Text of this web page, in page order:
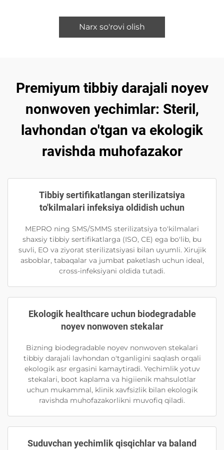
Narx so'rovi olish
Premiyum tibbiy darajali noyev
nonwoven yechimlar: Steril,
lavhondan o'tgan va ekologik
ravishda muhofazakor
Tibbiy sertifikatlangan sterilizatsiya
to'kilmalari infeksiya oldidish uchun
MEPRO ning SMS/SMMS sterilizatsiya to'kilmalari
shaxsiy tibbiy sertifikatlarga (ISO, CE) ega bo'lib, bu
suvli, EO va ziyorat sterilizatsiyasi bilan uyumli. Xirujik
asboblar, tabaqalar va jumbat paketlash uchun ideal,
cross-infeksiyani oldida tutadi.
Ekologik healthcare uchun biodegradable
noyev nonwoven stekalar
Bizning biodegradable noyev nonwoven stekalari
tibbiy darajali lavhondan o'tganligini saqlash orqali
ekologik asr ergasini kamaytiradi. Yechimlik yotuv
stekalari, boot kaplama va higiienik mahsulotlar
uchun mukammal, klinik xavfsizlik bilan ekologik
ravishda muhofazakorlikni muvofiq qiladi.
Suduvchan yechimlik qisqichlar va baland